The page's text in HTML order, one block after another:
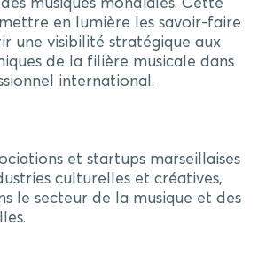
musiques mondiales. Cette
en lumière les savoir-faire
une visibilité stratégique aux
de la filière musicale dans
international.
et startups marseillaises
culturelles et créatives,
le secteur de la musique et des